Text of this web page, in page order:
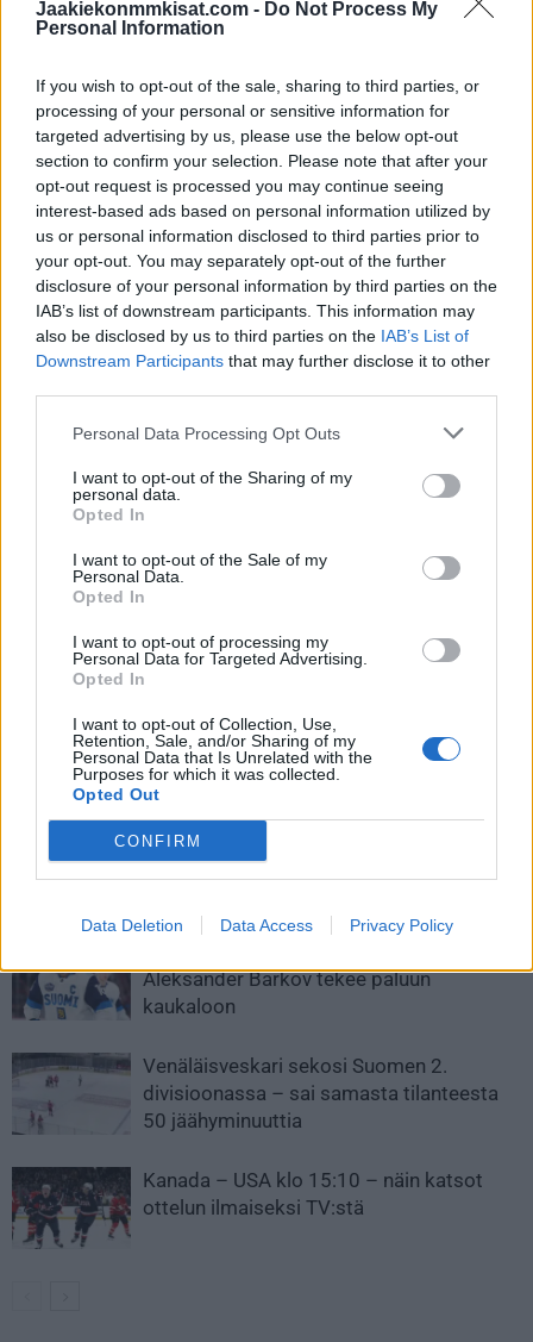
Jaakiekonmmkisat.com - Do Not Process My
Personal Information
If you wish to opt-out of the sale, sharing to third parties, or
processing of your personal or sensitive information for
targeted advertising by us, please use the below opt-out
section to confirm your selection. Please note that after your
opt-out request is processed you may continue seeing
interest-based ads based on personal information utilized by
us or personal information disclosed to third parties prior to
your opt-out. You may separately opt-out of the further
disclosure of your personal information by third parties on the
IAB’s list of downstream participants. This information may
also be disclosed by us to third parties on the IAB’s List of
Downstream Participants that may further disclose it to other
Personal Data Processing Opt Outs
I want to opt-out of the Sharing of my
personal data.
Opted In
I want to opt-out of the Sale of my
Personal Data.
Opted In
I want to opt-out of processing my
Personal Data for Targeted Advertising.
Opted In
I want to opt-out of Collection, Use,
Retention, Sale, and/or Sharing of my
Personal Data that Is Unrelated with the
Purposes for which it was collected.
Opted Out
CONFIRM
Data Deletion Data Access Privacy Policy
Aleksander Barkov viimeisteli 3-1-osuman:
https://twitter.com/Sportsnet/status/1723150338813841697
Sebastian Ahon käsialaa oli 3-2-kavennus:
SEBASTIAN AHO TUCKS THE REBOUND
INTO THE YAWNING CAGE, TRIMMING
CAROLINA'S DEFICIT IN HALF TO
1!#CAUSECHAOS
PIC.TWITTER.COM/DOSI3D5GAK
— Hockey Daily 365 l NHL Highlights & News
(@HockeyDaily365)November 11, 2023
Edellinen artikkeli
68 nousee kattoon – Pittsburgh
Penguins jäädyttää Jaromir
Jagrin pelinumeron
Leijonat sai karmivan
selkäsaunan lauantaina Karjala-
Aleksander Barkov tekee paluun
kaukaloon
Venäläisveskari sekosi Suomen 2.
divisioonassa – sai samasta tilanteesta
50 jäähyminuuttia
Kanada – USA klo 15:10 – näin katsot
ottelun ilmaiseksi TV:stä